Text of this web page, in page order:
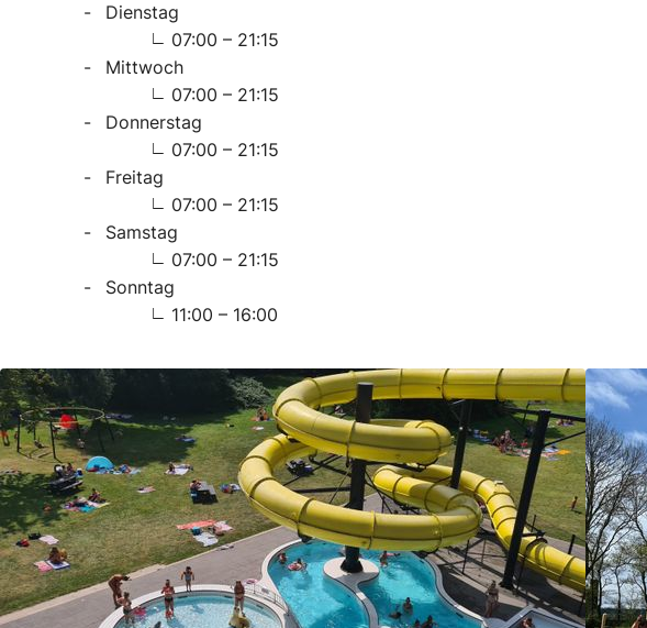
Dienstag
07:00 – 21:15
Mittwoch
07:00 – 21:15
Donnerstag
07:00 – 21:15
Freitag
07:00 – 21:15
Samstag
07:00 – 21:15
Sonntag
11:00 – 16:00